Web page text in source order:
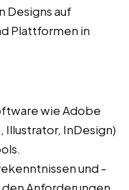
Designs auf
Plattformen in
wie Adobe
InDesign)
und -
Anforderungen